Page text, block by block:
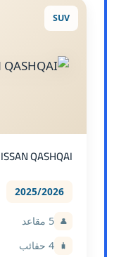
SUV
QASHQAI
2025/2026
👤 5 مقاعد
🧳 4 حقائب